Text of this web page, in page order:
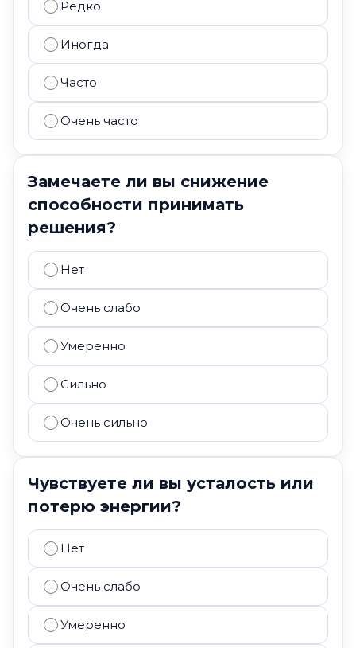
Редко
Иногда
Часто
Очень часто
Замечаете ли вы снижение
способности принимать
решения?
Нет
Очень слабо
Умеренно
Сильно
Очень сильно
Чувствуете ли вы усталость или
потерю энергии?
Нет
Очень слабо
Умеренно